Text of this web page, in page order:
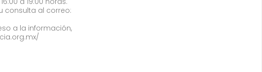
consulta al correo:
a la información,